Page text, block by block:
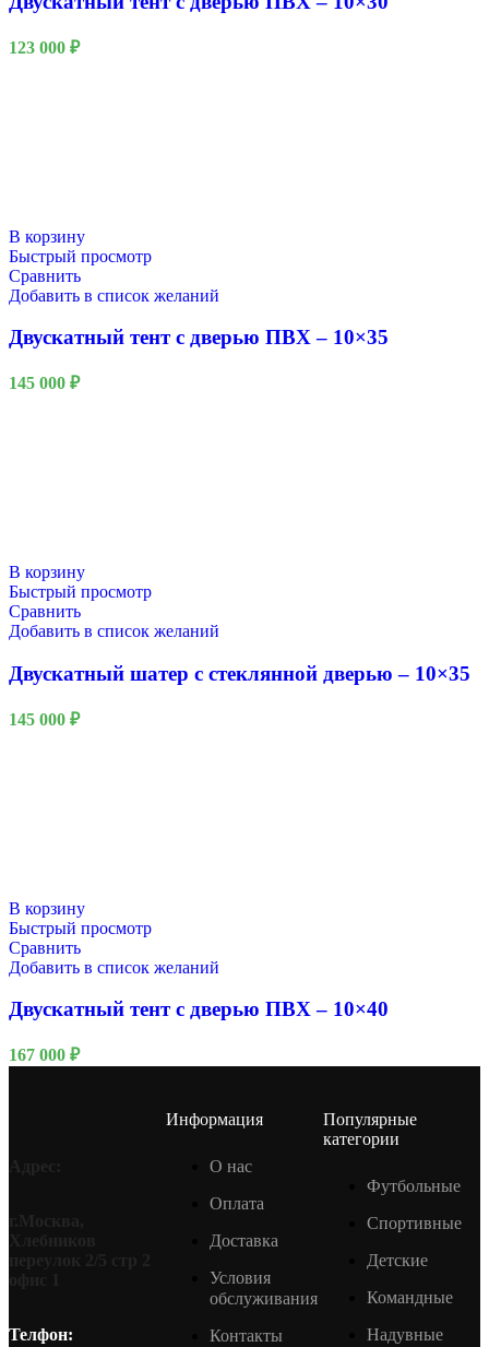
123 000 ₽
В корзину
Быстрый просмотр
Сравнить
Добавить в список желаний
Двускатный тент с дверью ПВХ – 10×35
145 000 ₽
В корзину
Быстрый просмотр
Сравнить
Добавить в список желаний
Двускатный шатер с стеклянной дверью – 10×35
145 000 ₽
В корзину
Быстрый просмотр
Сравнить
Добавить в список желаний
Двускатный тент с дверью ПВХ – 10×40
167 000 ₽
Телфон:
Информация
О нас
Оплата
Доставка
Условия
обслуживания
Контакты
Популярные
категории
Футбольные
Спортивные
Детские
Командные
Надувные